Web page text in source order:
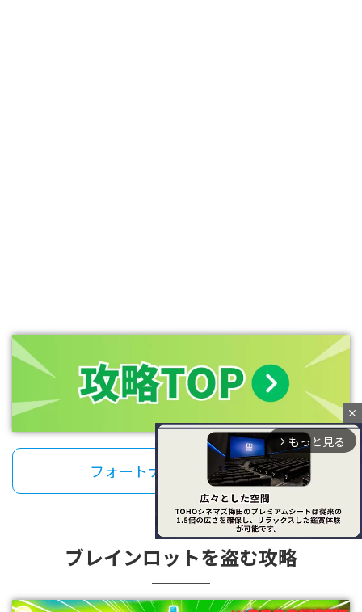
フォートナイト攻略TOP
ブレインロットを盗む攻略
close
arrow_forward_ios もっと見る
u